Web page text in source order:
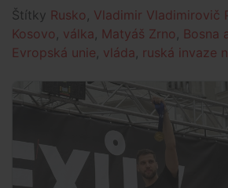
Štítky Rusko , Vladimir Vladimirovič
Kosovo , válka, Matyáš Zrno , Bosna
Evropská unie, vláda, ruská invaze